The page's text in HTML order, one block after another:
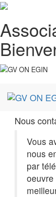
Nous
Vous
nous
par